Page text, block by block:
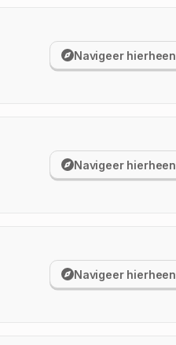
Navigeer hierheen
Navigeer hierheen
Navigeer hierheen